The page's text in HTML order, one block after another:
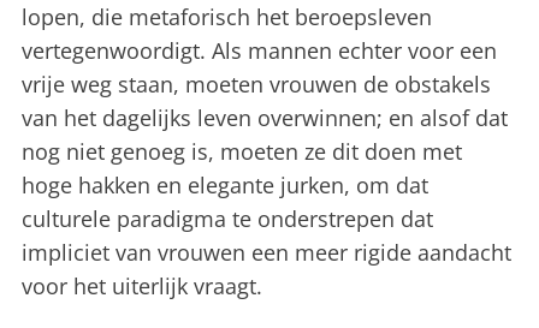
lopen, die metaforisch het beroepsleven
vertegenwoordigt. Als mannen echter voor een
vrije weg staan, moeten vrouwen de obstakels
van het dagelijks leven overwinnen; en alsof dat
nog niet genoeg is, moeten ze dit doen met
hoge hakken en elegante jurken, om dat
culturele paradigma te onderstrepen dat
impliciet van vrouwen een meer rigide aandacht
voor het uiterlijk vraagt.